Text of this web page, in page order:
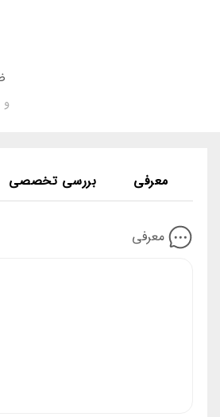
معرفی بررسی تخصصی
معرفی